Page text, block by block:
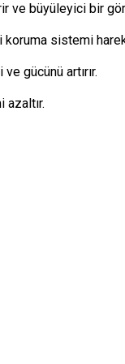
ve büyüleyici bir
sistemi
gücünü artırır.
azaltır.